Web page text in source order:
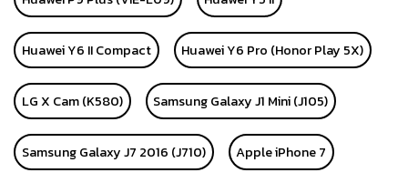
Huawei Y6 II Compact Huawei Y6 Pro (Honor Play 5X)
LG X Cam (K580) Samsung Galaxy J1 Mini (J105)
Samsung Galaxy J7 2016 (J710) Apple iPhone 7